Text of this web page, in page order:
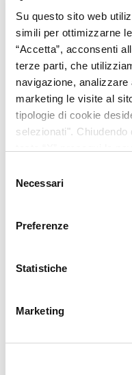
Su questo sito web
simili per ottimizzarne
“Accetta”, acconsenti
terze parti, che
navigazione,
marketing le visite al
tipologie di cookie
selezionati".
modificare le tue
link “Impostazione dei
Policy.
delNecessari
Preferenze
Statistiche
Marketing